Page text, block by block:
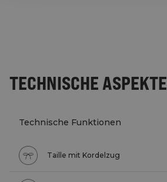
TECHNISCHE ASPEKTE
Technische Funktionen
Taille mit Kordelzug